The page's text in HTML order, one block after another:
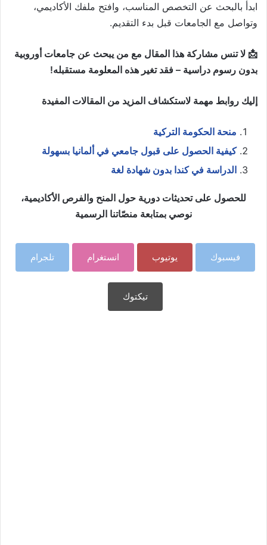
ابدأ بالبحث عن التخصص المناسب، وافتح ملفك الأكاديمي،
وتواصل مع الجامعات قبل بدء التقديم.
📩 لا تنس مشاركة هذا المقال مع من يبحث عن جامعات أوروبية
بدون رسوم دراسية – فقد تغير هذه المعلومة مستقبله!
إليك روابط مهمة لاستكشاف المزيد من المقالات المفيدة
منحة الحكومة التركية
كيفية الحصول على قبول جامعي في ألمانيا بسهولة
الدراسة في كندا بدون شهادة لغة
للحصول على تحديثات دورية حول المنح والفرص الأكاديمية،
نوصي بمتابعة منصّاتنا الرسمية
فيسبوك يوتيوب انستغرام تلجرام
تيكتوك